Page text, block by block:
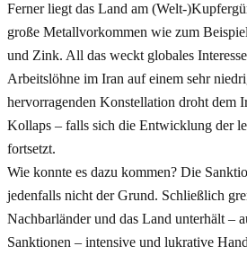
Ferner liegt das Land am (Welt-
große Metallvorkommen wie zum
und Zink. All das weckt globales
Arbeitslöhne im Iran auf einem sehr
hervorragenden Konstellation droht dem
Kollaps – falls sich die Entwicklung der
fortsetzt.
Wie konnte es dazu kommen? Die
jedenfalls nicht der Grund. Schließlich
Nachbarländer und das Land unterhält –
Sanktionen – intensive und lukrative